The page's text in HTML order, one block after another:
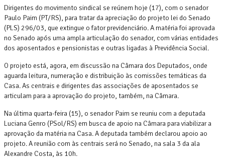
Dirigentes do movimento sindical se reúnem hoje (17), com o senador
Paulo Paim (PT/RS), para tratar da apreciação do projeto lei do Senado
(PLS) 296/03, que extingue o fator previdenciário. A matéria foi aprovada
no Senado após uma ampla articulação do senador, com várias entidades
dos aposentados e pensionistas e outras ligadas à Previdência Social.
O projeto está, agora, em discussão na Câmara dos Deputados, onde
aguarda leitura, numeração e distribuição às comissões temáticas da
Casa. As centrais e dirigentes das associações de aposentados se
articulam para a aprovação do projeto, também, na Câmara.
Na última quarta-feira (15), o senador Paim se reuniu com a deputada
Luciana Genro (PSol/RS) em busca de apoio na Câmara para viabilizar a
aprovação da matéria na Casa. A deputada também declarou apoio ao
projeto. A reunião com às centrais será no Senado, na sala 3 da ala
Alexandre Costa, às 10h.